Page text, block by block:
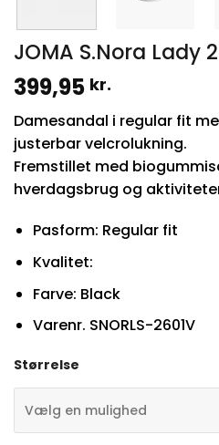
JOMA S.Nora Lady
399,95 kr.
Damesandal i regular fit
justerbar velcrolukning.
Fremstillet med
hverdagsbrug og
Pasform: Regular fit
Kvalitet:
Farve: Black
Varenr. SNORLS-2601V
Størrelse